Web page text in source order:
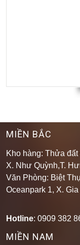
MIỀN BẮC
Kho hàng: Thửa
X. Như Quỳnh,T.
Văn Phòng: Biệt
Oceanpark 1, X.
Hotline: 0909 382
MIỀN NAM